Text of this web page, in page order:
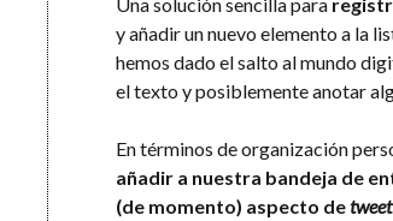
y añadir un nuevo elemento a la
hemos dado el salto al mundo
el texto y posiblemente anotar
En términos de organización
añadir a nuestra bandeja de
(de momento) aspecto detweet